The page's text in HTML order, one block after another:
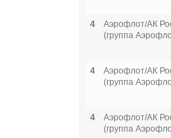
4
Аэрофлот/АК
(группа
4
Аэрофлот/АК
(группа
4
Аэрофлот/АК
(группа